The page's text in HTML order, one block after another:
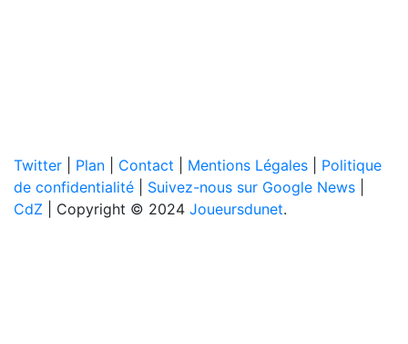
Twitter Plan Contact Mentions Légales
Politique
de confidentialité
Suivez-nous sur Google News
CdZ | Copyright © 2024 Joueursdunet.